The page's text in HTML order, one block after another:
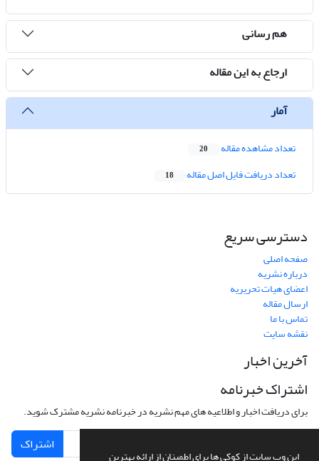
این وب سایت از کوکی ها برای اطمینان از ارائه بهترین
هم رسانی
ارجاع به این مقاله
آمار
تعداد مشاهده مقاله 20
تعداد دریافت فایل اصل مقاله 18
دسترسی سریع
صفحه اصلی
درباره نشریه
اعضای هیات تحریریه
ارسال مقاله
تماس با ما
نقشه سایت
آخرین اخبار
اشتراک خبرنامه
برای دریافت اخبار و اطلاعیه های مهم نشریه در خبرنامه نشریه مشترک شوید.
اشتراک